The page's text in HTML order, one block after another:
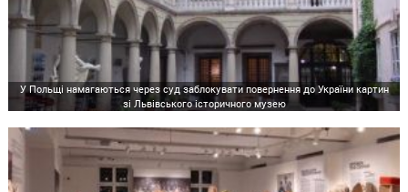
У Польщі намагаються через суд заблокувати повернення до України картин
зі Львівського історичного музею